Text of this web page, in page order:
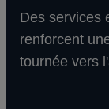
Des services
renforcent
tournée vers